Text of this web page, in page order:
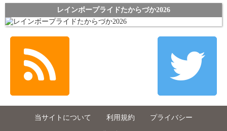
レインボープライドたからづか2026
当サイトについて 利用規約 プライバシー